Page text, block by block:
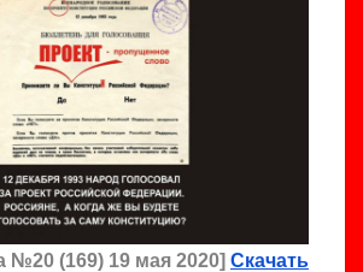
№20 (169) 19 мая 2020] Скачать